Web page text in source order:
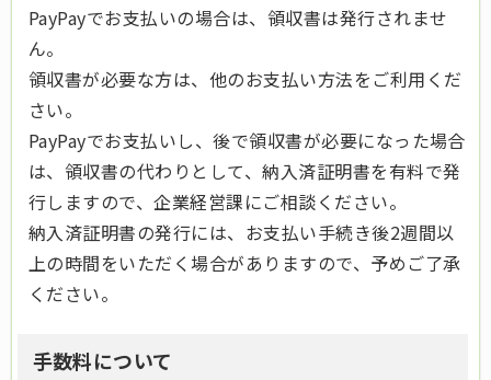
PayPayでお支払いの場合は、領収書は発行されませ
ん。
領収書が必要な方は、他のお支払い方法をご利用くだ
さい。
PayPayでお支払いし、後で領収書が必要になった場合
は、領収書の代わりとして、納入済証明書を有料で発
行しますので、企業経営課にご相談ください。
納入済証明書の発行には、お支払い手続き後2週間以
上の時間をいただく場合がありますので、予めご了承
ください。
手数料について